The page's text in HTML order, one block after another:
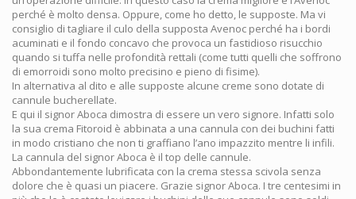
perché è molto densa. Oppure, come ho detto, le supposte. Ma vi
consiglio di tagliare il culo della supposta Avenoc perché ha i bordi
acuminati e il fondo concavo che provoca un fastidioso risucchio
quando si tuffa nelle profondità rettali (come tutti quelli che soffrono
di emorroidi sono molto precisino e pieno di fisime).
In alternativa al dito e alle supposte alcune creme sono dotate di
cannule bucherellate.
E qui il signor Aboca dimostra di essere un vero signore. Infatti solo
la sua crema Fitoroid è abbinata a una cannula con dei buchini fatti
in modo cristiano che non ti graffiano l’ano impazzito mentre li infili.
La cannula del signor Aboca è il top delle cannule.
Abbondantemente lubrificata con la crema stessa scivola senza
dolore che è quasi un piacere. Grazie signor Aboca. I tre centesimi in